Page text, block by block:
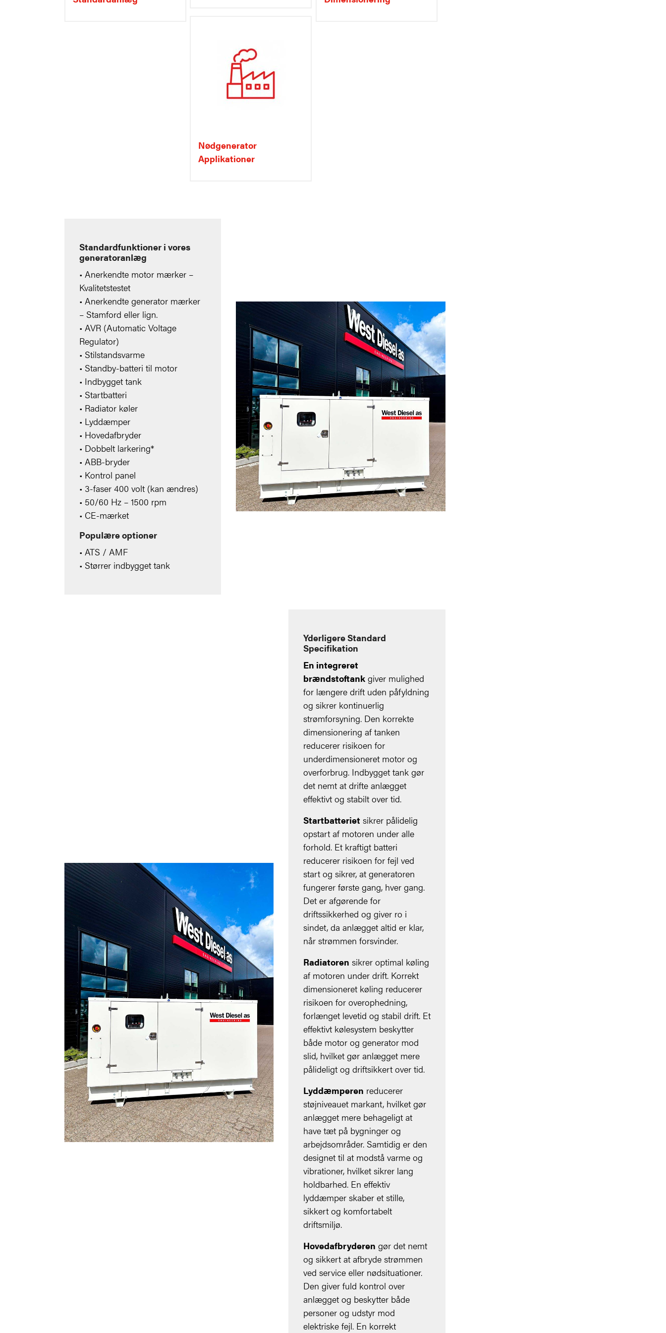
Nødgenerator
Applikationer
Standardfunktioner i vores
generatoranlæg
• Anerkendte motor mærker –
Kvalitetstestet
• Anerkendte generator mærker
– Stamford eller lign.
• AVR (Automatic Voltage
Regulator)
• Stilstandsvarme
• Standby-batteri til motor
• Indbygget tank
• Startbatteri
• Radiator køler
• Lyddæmper
• Hovedafbryder
• Dobbelt larkering*
• ABB-bryder
• Kontrol panel
• 3-faser 400 volt (kan ændres)
• 50/60 Hz – 1500 rpm
• CE-mærket
Populære optioner
• ATS / AMF
• Størrer indbygget tank
Yderligere Standard
Specifikation
En integreret
brændstoftank giver mulighed
for længere drift uden påfyldning
og sikrer kontinuerlig
strømforsyning. Den korrekte
dimensionering af tanken
reducerer risikoen for
underdimensioneret motor og
overforbrug. Indbygget tank gør
det nemt at drifte anlægget
effektivt og stabilt over tid.
Startbatteriet sikrer pålidelig
opstart af motoren under alle
forhold. Et kraftigt batteri
reducerer risikoen for fejl ved
start og sikrer, at generatoren
fungerer første gang, hver gang.
Det er afgørende for
driftssikkerhed og giver ro i
sindet, da anlægget altid er klar,
når strømmen forsvinder.
Radiatoren sikrer optimal køling
af motoren under drift. Korrekt
dimensioneret køling reducerer
risikoen for overophedning,
forlænget levetid og stabil drift. Et
effektivt kølesystem beskytter
både motor og generator mod
slid, hvilket gør anlægget mere
pålideligt og driftsikkert over tid.
Lyddæmperen reducerer
støjniveauet markant, hvilket gør
anlægget mere behageligt at
have tæt på bygninger og
arbejdsområder. Samtidig er den
designet til at modstå varme og
vibrationer, hvilket sikrer lang
holdbarhed. En effektiv
lyddæmper skaber et stille,
sikkert og komfortabelt
driftsmiljø.
Hovedafbryderen gør det nemt
og sikkert at afbryde strømmen
ved service eller nødsituationer.
Den giver fuld kontrol over
anlægget og beskytter både
personer og udstyr mod
elektriske fejl. En korrekt